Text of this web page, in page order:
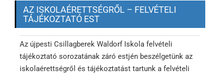
AZ ISKOLAÉRETTSÉGRŐL – FELVÉTELI
TÁJÉKOZTATÓ EST
Az újpesti Csillagberek Waldorf Iskola felvételi
tájékoztató sorozatának záró estjén beszélgetünk az
iskolaérettségről és tájékoztatást tartunk a felvételi